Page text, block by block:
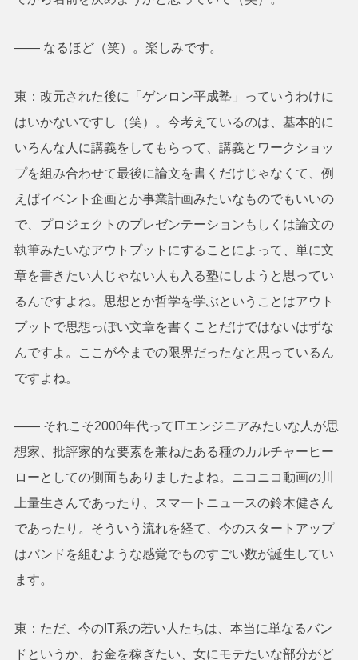
―― なるほど（笑）。楽しみです。
東：改元された後に「ゲンロン平成塾」っていうわけに
はいかないですし（笑）。今考えているのは、基本的に
いろんな人に講義をしてもらって、講義とワークショッ
プを組み合わせて最後に論文を書くだけじゃなくて、例
えばイベント企画とか事業計画みたいなものでもいいの
で、プロジェクトのプレゼンテーションもしくは論文の
執筆みたいなアウトプットにすることによって、単に文
章を書きたい人じゃない人も入る塾にしようと思ってい
るんですよね。思想とか哲学を学ぶということはアウト
プットで思想っぽい文章を書くことだけではないはずな
んですよ。ここが今までの限界だったなと思っているん
ですよね。
―― それこそ2000年代ってITエンジニアみたいな人が思
想家、批評家的な要素を兼ねたある種のカルチャーヒー
ローとしての側面もありましたよね。ニコニコ動画の川
上量生さんであったり、スマートニュースの鈴木健さん
であったり。そういう流れを経て、今のスタートアップ
はバンドを組むような感覚でものすごい数が誕生してい
ます。
東：ただ、今のIT系の若い人たちは、本当に単なるバン
ドというか、お金を稼ぎたい、女にモテたいな部分がど